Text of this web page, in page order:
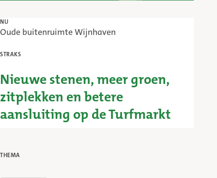
NU
Oude buitenruimte Wijnhaven
STRAKS
Nieuwe stenen, meer groen,
zitplekken en betere
aansluiting op de Turfmarkt
THEMA